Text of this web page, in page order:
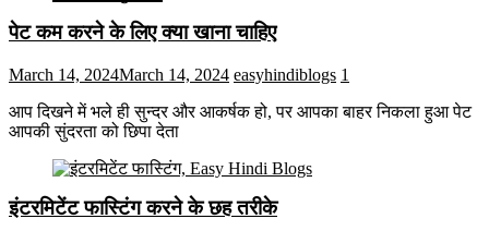
पेट कम करने के लिए क्या खाना चाहिए
March 14, 2024March 14, 2024 easyhindiblogs 1
आप दिखने में भले ही सुन्दर और आकर्षक हो, पर आपका बाहर निकला हुआ पेट
आपकी सुंदरता को छिपा देता
इंटरमिटेंट फास्टिंग करने के छह तरीके